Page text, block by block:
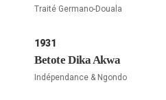
Traité Germano-Douala
1931
Betote Dika Akwa
Indépendance & Ngondo